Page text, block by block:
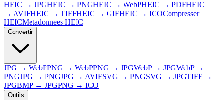
HEIC → JPGHEIC → PNGHEIC → WebPHEIC → PDFHEIC
→ AVIFHEIC → TIFFHEIC → GIFHEIC → ICOCompresser
HEICMetadonnees HEIC
Convertir
JPG → WebPPNG → WebPPNG → JPGWebP → JPGWebP →
PNGJPG → PNGJPG → AVIFSVG → PNGSVG → JPGTIFF →
JPGBMP → JPGPNG → ICO
Outils